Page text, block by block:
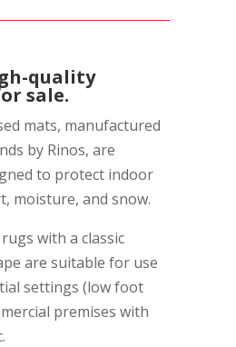
quality
sale.
mats, manufactured
by Rinos, are
to protect indoor
moisture, and snow.
with a classic
are suitable for use
settings (low foot
premises with